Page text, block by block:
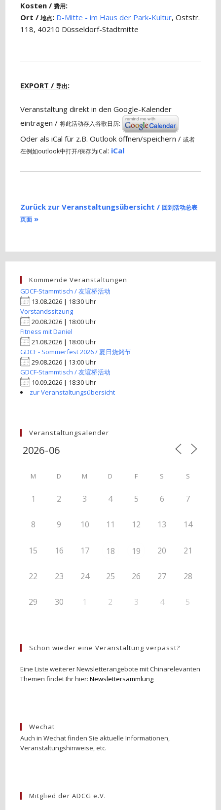
Kosten /费用:
Ort /地点: D-Mitte - im Haus der Park-Kultur, Oststr.
118, 40210 Düsseldorf-Stadtmitte
EXPORT /导出:
Veranstaltung direkt in den Google-Kalender
eintragen /将此活动存入谷歌日历:
Oder als iCal für z.B. Outlook öffnen/speichern /或者
在例如outlook中打开/保存为iCal: iCal
Zurück zur Veranstaltungsübersicht / 回到活动总表
页面 »
Kommende Veranstaltungen
GDCF-Stammtisch / 友谊桥活动
13.08.2026 | 18:30 Uhr
Vorstandssitzung
20.08.2026 | 18:00 Uhr
Fitness mit Daniel
21.08.2026 | 18:00 Uhr
GDCF - Sommerfest 2026 / 夏日烧烤节
29.08.2026 | 13:00 Uhr
GDCF-Stammtisch / 友谊桥活动
10.09.2026 | 18:30 Uhr
zur Veranstaltungsübersicht
Veranstaltungsalender
M D M D F S S
1 2 3 4 5 6 7
8 9 10 11 12 13 14
15 16 17 18 19 20 21
22 23 24 25 26 27 28
29 30 1 2 3 4 5
Schon wieder eine Veranstaltung verpasst?
Eine Liste weiterer Newsletterangebote mit Chinarelevanten
Themen findet Ihr hier:Newslettersammlung
Wechat
Auch in Wechat finden Sie aktuelle Informationen,
Veranstaltungshinweise, etc.
Mitglied der ADCG e.V.